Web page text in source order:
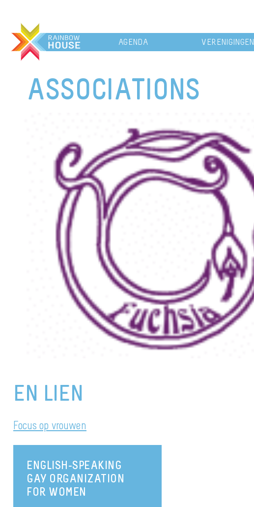
AGENDA VERENIGINGEN
ASSOCIATIONS
EN LIEN
Focus op vrouwen
ENGLISH-SPEAKING
GAY ORGANIZATION
FOR WOMEN